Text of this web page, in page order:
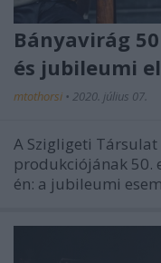
Bányavirág
és jubileumi
mtothorsi • 2020. július 07.
A Szigligeti
produkciójának 50.
én: a jubileumi